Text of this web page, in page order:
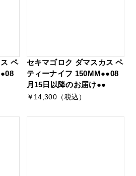
ペ
セキマゴロク ダマスカス ペ
ティーナイフ 150MM●●08
月15日以降のお届け●●
￥14,300（税込）